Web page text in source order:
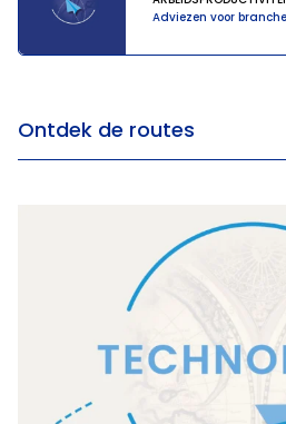
Adviezen voor
Ontdek de routes